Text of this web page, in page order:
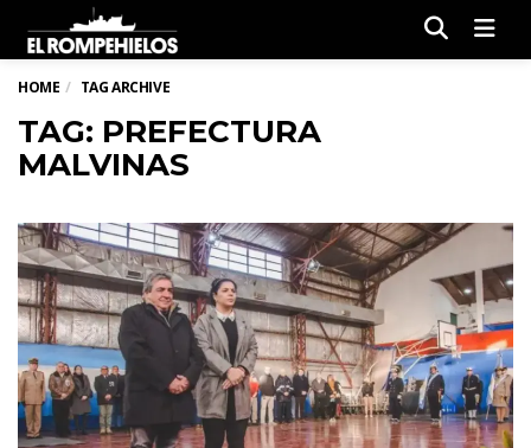
HOME TAG ARCHIVE
TAG: PREFECTURA
MALVINAS